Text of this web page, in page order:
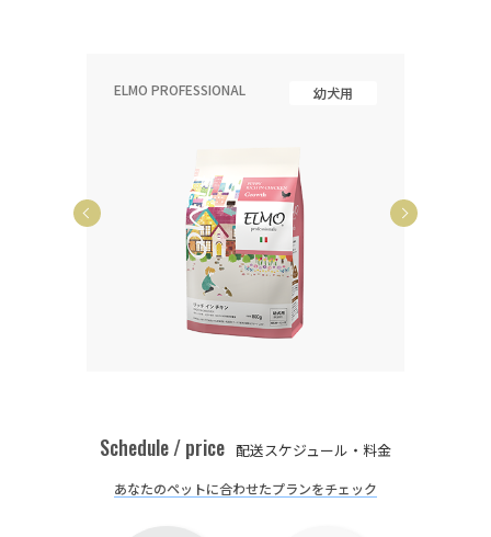
ELMO PROFESSIONAL 幼犬用
Schedule / price 配送スケジュール・料金
あなたのペットに合わせたプランをチェック